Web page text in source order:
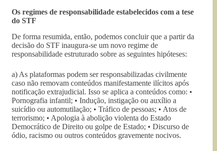
Os regimes de responsabilidade estabelecidos com a tese
do STF
De forma resumida, então, podemos concluir que a partir da
decisão do STF inaugura-se um novo regime de
responsabilidade estruturado sobre as seguintes hipóteses:
a) As plataformas podem ser responsabilizadas civilmente
caso não removam conteúdos manifestamente ilícitos após
notificação extrajudicial. Isso se aplica a conteúdos como: •
Pornografia infantil; • Indução, instigação ou auxílio a
suicídio ou automutilação; • Tráfico de pessoas; • Atos de
terrorismo; • Apologia à abolição violenta do Estado
Democrático de Direito ou golpe de Estado; • Discurso de
ódio, racismo ou outros conteúdos gravemente nocivos.